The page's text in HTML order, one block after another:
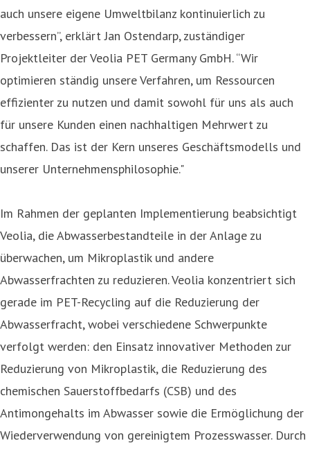
auch unsere eigene Umweltbilanz kontinuierlich zu
verbessern”, erklärt Jan Ostendarp, zuständiger
Projektleiter der Veolia PET Germany GmbH. “Wir
optimieren ständig unsere Verfahren, um Ressourcen
effizienter zu nutzen und damit sowohl für uns als auch
für unsere Kunden einen nachhaltigen Mehrwert zu
schaffen. Das ist der Kern unseres Geschäftsmodells und
unserer Unternehmensphilosophie."
Im Rahmen der geplanten Implementierung beabsichtigt
Veolia, die Abwasserbestandteile in der Anlage zu
überwachen, um Mikroplastik und andere
Abwasserfrachten zu reduzieren. Veolia konzentriert sich
gerade im PET-Recycling auf die Reduzierung der
Abwasserfracht, wobei verschiedene Schwerpunkte
verfolgt werden: den Einsatz innovativer Methoden zur
Reduzierung von Mikroplastik, die Reduzierung des
chemischen Sauerstoffbedarfs (CSB) und des
Antimongehalts im Abwasser sowie die Ermöglichung der
Wiederverwendung von gereinigtem Prozesswasser. Durch